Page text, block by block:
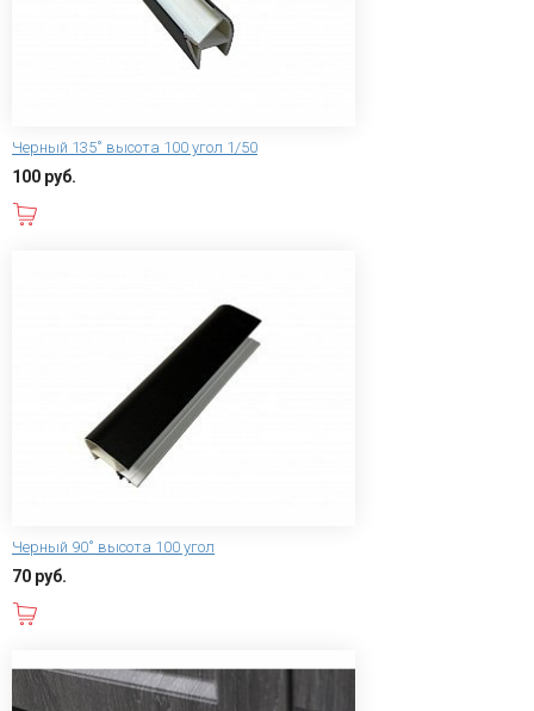
Черный 135˚ высота 100 угол 1/50
100 руб.
Черный 90˚ высота 100 угол
70 руб.